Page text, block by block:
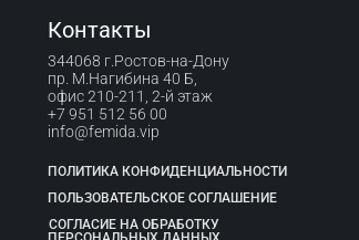
Контакты
344068 г.Ростов-на-Дону
пр. М.Нагибина 40 Б,
офис 210-211, 2-й этаж
+7 951 512 56 00
info@femida.vip
ПОЛИТИКА КОНФИДЕНЦИАЛЬНОСТИ
ПОЛЬЗОВАТЕЛЬСКОЕ СОГЛАШЕНИЕ
СОГЛАСИЕ НА ОБРАБОТКУ